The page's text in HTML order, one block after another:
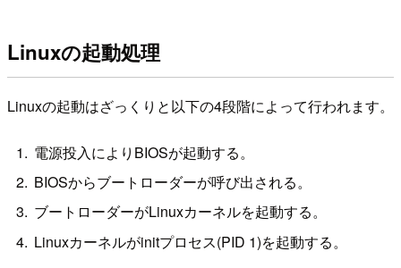
Linuxの起動処理
Linuxの起動はざっくりと以下の4段階によって行われます。
電源投入によりBIOSが起動する。
BIOSからブートローダーが呼び出される。
ブートローダーがLinuxカーネルを起動する。
Linuxカーネルがinitプロセス(PID 1)を起動する。